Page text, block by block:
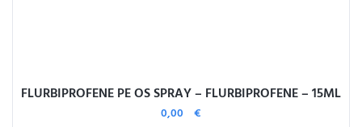
FLURBIPROFENE PE OS SPRAY – FLURBIPROFENE – 15ML
0,00 €